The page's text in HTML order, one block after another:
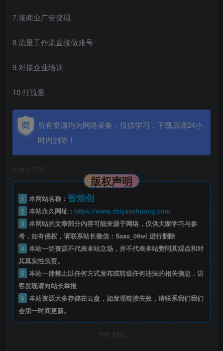
7.接商业广告变现
8.流量工作流直接做账号
9.对接企业培训
10.打流量
所有资源均为网络采集，仅供学习，下载后请24小
时内删除！
版权声明
版权声明
1 本网站名称： 智焰创
2 本站永久网址： https://www.zhiyanchuang.com
3 本网站的文章部分内容可能来源于网络，仅供大家学习与参
考，如有侵权，请联系站长微信：Saas_09wl 进行删除
4 本站一切资源不代表本站立场，并不代表本站赞同其观点和对
其真实性负责。
5 本站一律禁止以任何方式发布或转载任何违法的相关信息，访
客发现请向站长举报
6 本站资源大多存储在云盘，如发现链接失效，请联系我们我们
会第一时间更新。
THE END